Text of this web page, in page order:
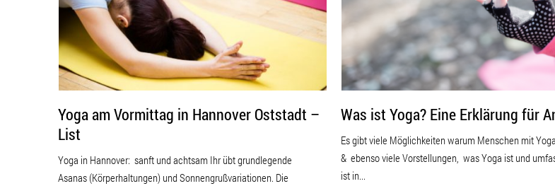
Yoga am Vormittag in Hannover Oststadt –
List
Yoga in Hannover: sanft und achtsam Ihr übt grundlegende
Asanas (Körperhaltungen) und Sonnengrußvariationen. Die
Was ist Yoga? Eine Erklärung für
Es gibt viele Möglichkeiten warum Menschen mit
& ebenso viele Vorstellungen, was Yoga ist und
ist in...